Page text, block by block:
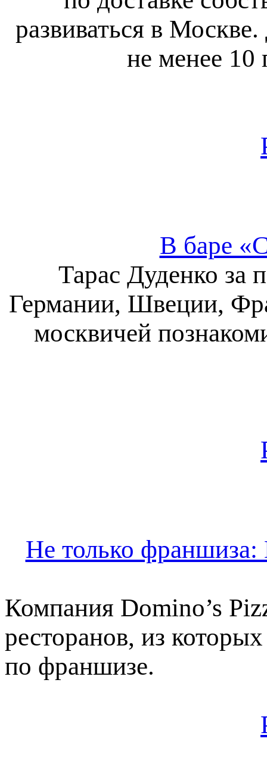
развиваться в
не менее 10
В баре
Тарас Дуденко за
Германии, Швеции,
москвичей
Не только франшиза:
Компания Domino’s
ресторанов, из
по франшизе.